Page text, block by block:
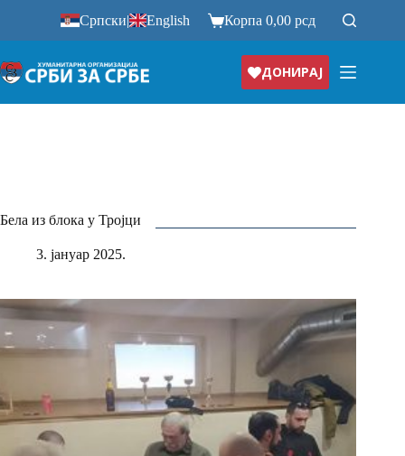
Српски| English Корпа0,00рсд
ДОНИРАЈ
Бела из блока у Тројци
3. јануар 2025.